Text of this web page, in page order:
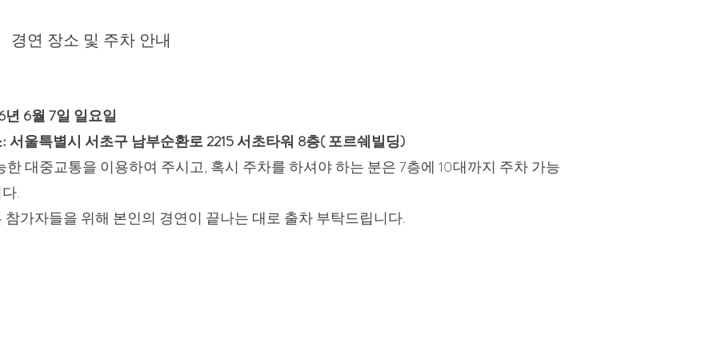
경연 장소 및 주차 안내
년 6월 7일 일요일
서울특별시 서초구 남부순환로 2215 서초타워 8층( 포르쉐빌딩)
한 대중교통을 이용하여 주시고, 혹시 주차를 하셔야 하는 분은 7층에 10대까지 주차 가능
.
참가자들을 위해 본인의 경연이 끝나는 대로 출차 부탁드립니다.